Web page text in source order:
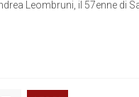
Leombruni, il 57enne di